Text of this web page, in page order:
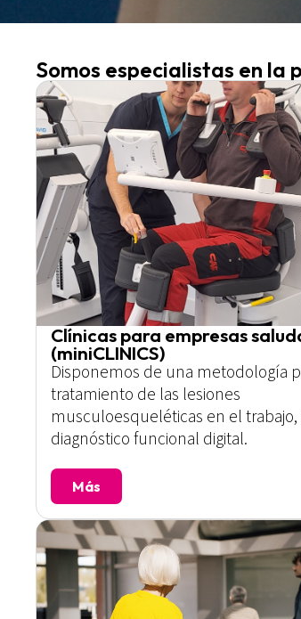
Somos especialistas en la
Clínicas para empresas
(miniCLINICS)
Disponemos de una metodología
tratamiento de las lesiones
musculoesqueléticas en el
diagnóstico funcional digital.
Más